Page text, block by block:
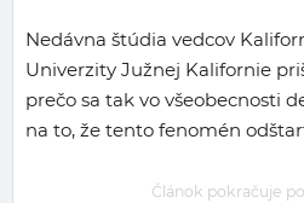
Nedávna štúdia vedcov
Univerzity Južnej Kalifornie
prečo sa tak vo všeobecnosti
na to, že tento fenomén
Článok pokračuje